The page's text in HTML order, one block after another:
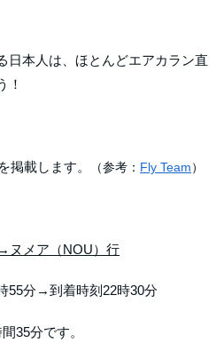
日本人は、ほとんどエアカラン直
！
掲載します。 （参考： Fly Team）
ヌメア（NOU）行
55分→到着時刻22時30分
35分です。